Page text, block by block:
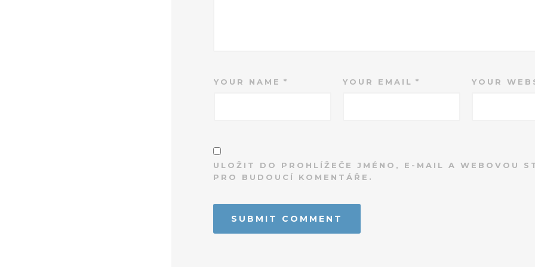
YOUR NAME YOUR EMAIL YOUR
ULOŽIT DO PROHLÍŽEČE JMÉNO, E-MAIL A WEBOVOU
PRO BUDOUCÍ KOMENTÁŘE.